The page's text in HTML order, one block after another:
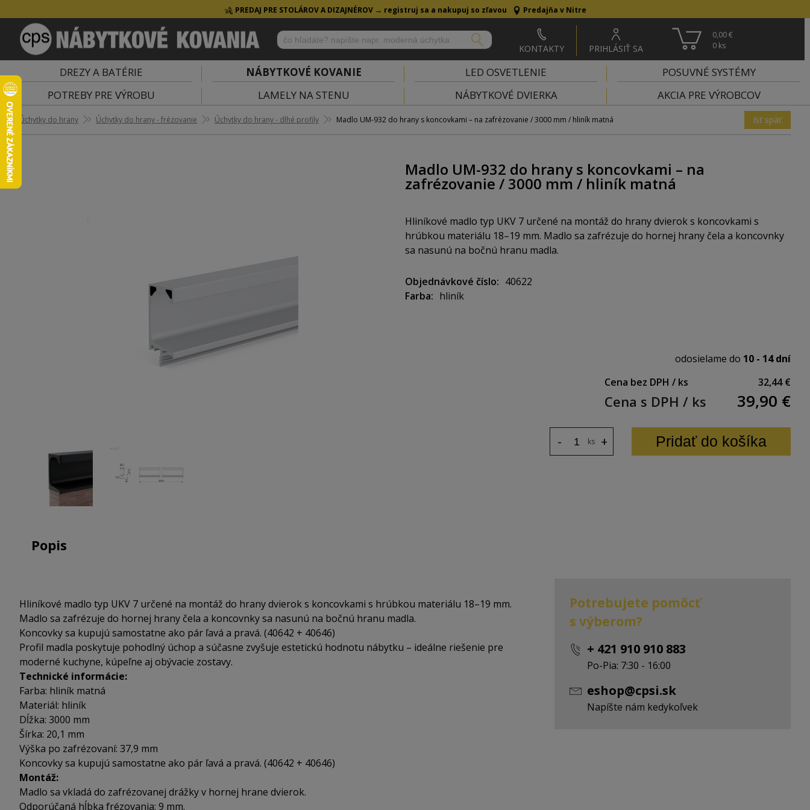
PREDAJ PRE STOLÁROV A DIZAJNÉROV → registruj sa a nakupuj so zľavou Predajňa v Nitre
KONTAKTY PRIHLÁSIŤ SA
0,00 €
0 ks
DREZY A BATÉRIE NÁBYTKOVÉ KOVANIE LED OSVETLENIE
POSUVNÉ SYSTÉMY
POTREBY PRE VÝROBU
LAMELY NA STENU NÁBYTKOVÉ DVIERKA AKCIA PRE VÝROBCOV
Úchytky do hrany Úchytky do hrany - frézovanie Úchytky do hrany - dlhé profily Madlo UM-932 do hrany s koncovkami – na zafrézovanie / 3000 mm / hliník matná ísť späť
Madlo UM-932 do hrany s koncovkami – na
zafrézovanie / 3000 mm / hliník matná
Hliníkové madlo typ UKV 7 určené na montáž do hrany dvierok s koncovkami s
hrúbkou materiálu 18–19 mm. Madlo sa zafrézuje do hornej hrany čela a koncovnky
sa nasunú na bočnú hranu madla.
Objednávkové číslo
40622
Farba
hliník
odosielame do 10 - 14 dní
Cena bez DPH / ks
32,44 €
Cena s DPH / ks 39,90 €
ks +
- Pridať do košíka
Popis
Hliníkové madlo typ UKV 7 určené na montáž do hrany dvierok s koncovkami s hrúbkou materiálu 18–19 mm.
Madlo sa zafrézuje do hornej hrany čela a koncovnky sa nasunú na bočnú hranu madla.
Koncovky sa kupujú samostatne ako pár ľavá a pravá. (40642 + 40646)
Profil madla poskytuje pohodlný úchop a súčasne zvyšuje estetickú hodnotu nábytku – ideálne riešenie pre
moderné kuchyne, kúpeľne aj obývacie zostavy.
Technické informácie:
Farba: hliník matná
Materiál: hliník
Dĺžka: 3000 mm
Šírka: 20,1 mm
Výška po zafrézovaní: 37,9 mm
Koncovky sa kupujú samostatne ako pár ľavá a pravá. (40642 + 40646)
Montáž:
Madlo sa vkladá do zafrézovanej drážky v hornej hrane dvierok.
Odporúčaná hĺbka frézovania: 9 mm.
Potrebujete pomôcť
s výberom?
+ 421 910 910 883
Po-Pia: 7:30 - 16:00
eshop@cpsi.sk
Napíšte nám kedykoľvek